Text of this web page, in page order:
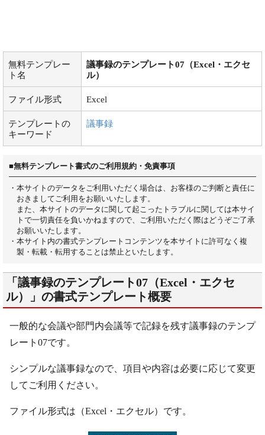
無料テンプレー
ト名
議事録のテンプレート07（Excel・エクセ
ル）
ファイル形式 Excel
テンプレートの
キーワード
議事録
■無料テンプレート書式のご利用規約・免責事項
・本サイトのデータをご利用いただく場合は、お客様のご判断と責任に
おきましてご利用をお願いいたします。
また、本サイトのデータに関して起こったトラブルに関しては本サイ
トで一切責任を負いかねますので、ご利用いただく際はどうぞご了承
お願いいたします。
・本サイト内の書式テンプレートコンテンツを本サイトに許可なく複
製・転載・転用することは禁止といたします。
「議事録のテンプレート07（Excel・エクセ
ル）」の書式テンプレート概要
一般的な会議や部門内会議等で記録を残す議事録のテンプ
レート07です。
シンプルな議事録なので、項目や内容は必要に応じて変更
してご利用ください。
ファイル形式は（Excel・エクセル）です。